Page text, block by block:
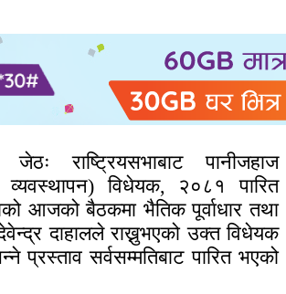
राष्ट्रियसभाबाट पानीजहाज
विधेयक, २०८१ पारित
आजको बैठकमा भैतिक पूर्वाधार तथा
दाहालले राख्नुभएको उक्त विधेयक
प्रस्ताव सर्वसम्मतिबाट पारित भएको